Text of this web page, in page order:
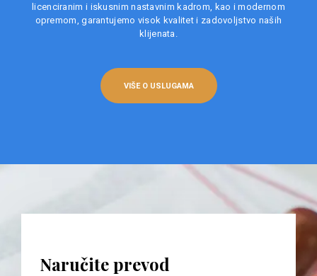
licenciranim i iskusnim nastavnim kadrom, kao i modernom
opremom, garantujemo visok kvalitet i zadovoljstvo naših
klijenata.
VIŠE O USLUGAMA
Naručite prevod